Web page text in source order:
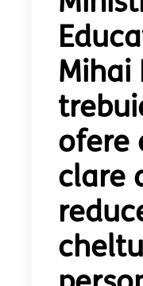
Mihai
ofere
clare